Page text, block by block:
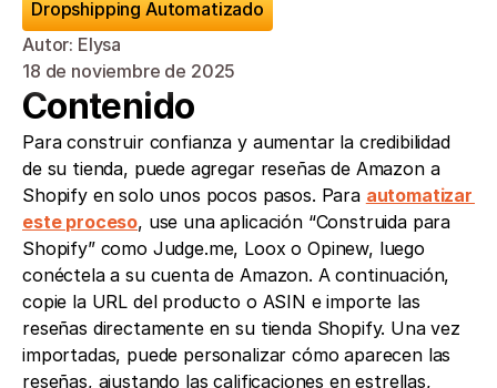
Dropshipping Automatizado
Autor: Elysa
18 de noviembre de 2025
Contenido
Para construir confianza y aumentar la credibilidad
de su tienda, puede agregar reseñas de Amazon a
Shopify en solo unos pocos pasos. Para automatizar
este proceso, use una aplicación “Construida para
Shopify” como Judge.me, Loox o Opinew, luego
conéctela a su cuenta de Amazon. A continuación,
copie la URL del producto o ASIN e importe las
reseñas directamente en su tienda Shopify. Una vez
importadas, puede personalizar cómo aparecen las
reseñas, ajustando las calificaciones en estrellas,